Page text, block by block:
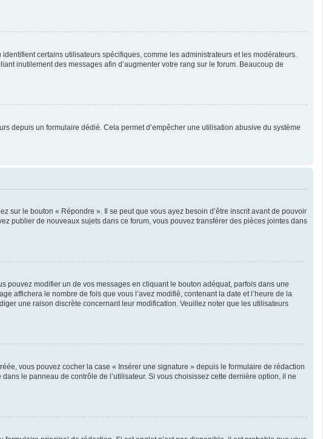
certains utilisateurs spécifiques, comme les administrateurs et les modérateurs.
inutilement des messages afin d’augmenter votre rang sur le forum. Beaucoup de
depuis un formulaire dédié. Cela permet d’empêcher une utilisation abusive du système
sur le bouton « Répondre ». Il se peut que vous ayez besoin d’être inscrit avant de pouvoir
publier de nouveaux sujets dans ce forum, vous pouvez transférer des pièces jointes dans
pouvez modifier un de vos messages en cliquant le bouton adéquat, parfois dans une
affichera le nombre de fois que vous l’avez modifié, contenant la date et l’heure de la
une raison discrète concernant leur modification. Veuillez noter que les utilisateurs
vous pouvez cocher la case « Insérer une signature » depuis le formulaire de rédaction
le panneau de contrôle de l’utilisateur. Si vous choisissez cette dernière option, il ne